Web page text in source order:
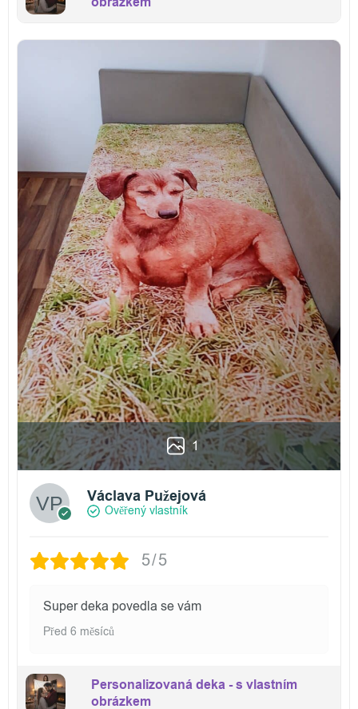
1
Václava Pužejová
Ověřený vlastník
5/5
Super deka povedla se vám
Před 6 měsíců
Personalizovaná deka - s vlastním
obrázkem